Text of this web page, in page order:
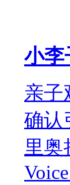
小李
亲子
确认
里奥